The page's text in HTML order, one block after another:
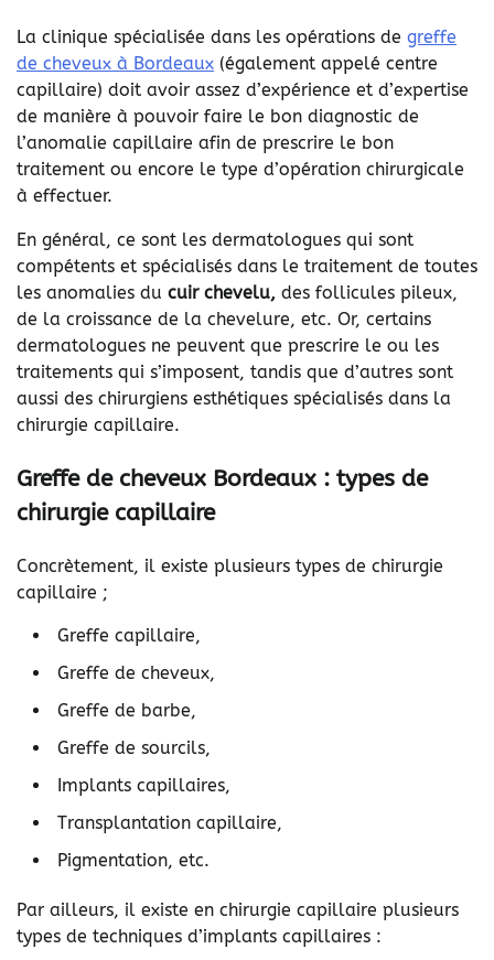
La clinique spécialisée dans les opérations de greffe
de cheveux à Bordeaux (également appelé centre
capillaire) doit avoir assez d’expérience et d’expertise
de manière à pouvoir faire le bon diagnostic de
l’anomalie capillaire afin de prescrire le bon
traitement ou encore le type d’opération chirurgicale
à effectuer.
En général, ce sont les dermatologues qui sont
compétents et spécialisés dans le traitement de toutes
les anomalies du cuir chevelu, des follicules pileux,
de la croissance de la chevelure, etc. Or, certains
dermatologues ne peuvent que prescrire le ou les
traitements qui s’imposent, tandis que d’autres sont
aussi des chirurgiens esthétiques spécialisés dans la
chirurgie capillaire.
Greffe de cheveux Bordeaux : types de
chirurgie capillaire
Concrètement, il existe plusieurs types de chirurgie
capillaire ;
Greffe capillaire,
Greffe de cheveux,
Greffe de barbe,
Greffe de sourcils,
Implants capillaires,
Transplantation capillaire,
Pigmentation, etc.
Par ailleurs, il existe en chirurgie capillaire plusieurs
types de techniques d’implants capillaires :